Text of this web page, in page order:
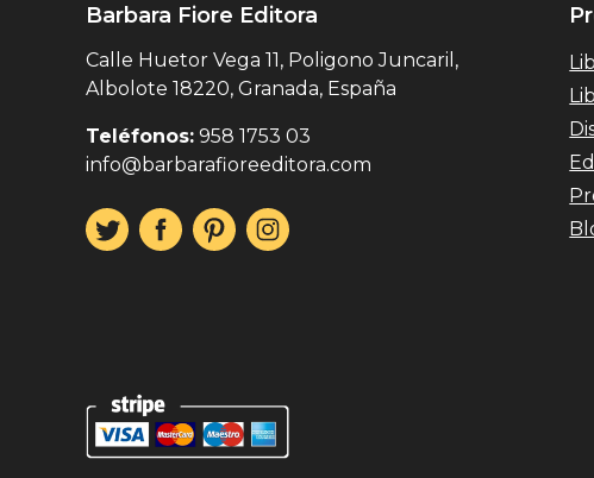
Barbara Fiore Editora
Calle Huetor Vega 11, Poligono Juncaril,
Albolote 18220, Granada, España
Teléfonos: 958 1753 03
info@barbarafioreeditora.com